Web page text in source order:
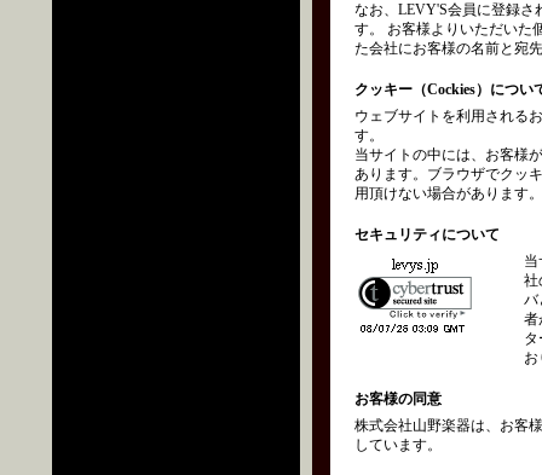
なお、LEVY'S会員に登録さ
す。 お客様よりいただいた
た会社にお客様の名前と宛
クッキー（Cockies）につい
ウェブサイトを利用される
す。
当サイトの中には、お客様
あります。ブラウザでクッ
用頂けない場合があります。
セキュリティについて
社
バ
者
お客様の同意
株式会社山野楽器は、お客
しています。